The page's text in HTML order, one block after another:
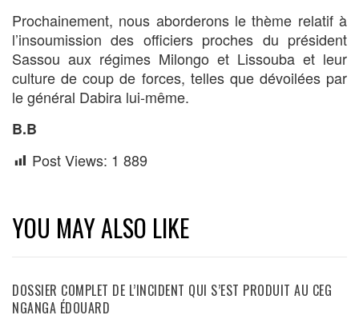
Prochainement, nous aborderons le thème relatif à
l’insoumission des officiers proches du président
Sassou aux régimes Milongo et Lissouba et leur
culture de coup de forces, telles que dévoilées par
le général Dabira lui-même.
B.B
Post Views: 1 889
YOU MAY ALSO LIKE
DOSSIER COMPLET DE L’INCIDENT QUI S’EST PRODUIT AU CEG
NGANGA ÉDOUARD